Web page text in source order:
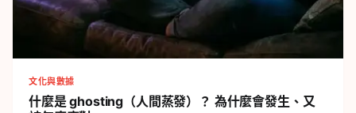
文化與數據
什麼是 ghosting（人間蒸發）？ 為什麼會發生、又